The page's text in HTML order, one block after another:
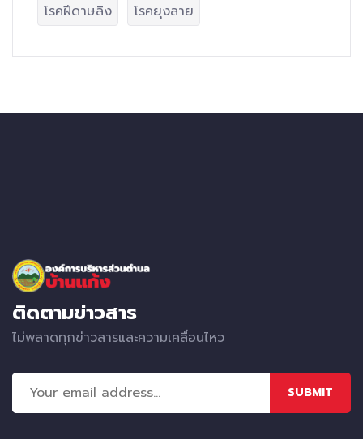
โรคฝีดาษลิง
โรคยุงลาย
ติดตามข่าวสาร
ไม่พลาดทุกข่าวสารและความเคลื่อนไหว
SUBMIT